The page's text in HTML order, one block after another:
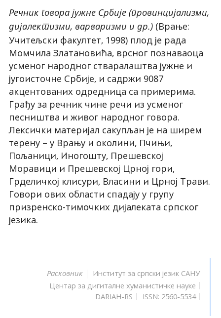
Речник говора јужне Србије (провинцијализми,
дијалектизми, варваризми и др.) (Врање:
Учитељски факултет, 1998) плод је рада
Момчила Златановића, врсног познаваоца
усменог народног стваралаштва јужне и
југоисточне Србије, и садржи 9087
акцентованих одредница са примерима.
Грађу за речник чине речи из усменог
песништва и живог народног говора.
Лексички материјал сакупљан је на ширем
терену – у Врању и околини, Пчињи,
Пољаници, Иногошту, Прешевској
Моравици и Прешевској Црној гори,
Грделичкој клисури, Власини и Црној Трави.
Говори ових области спадају у групу
призренско-тимочких дијалеката српског
језика.
Расковник
Институт за српски језик САНУ
Центар за дигиталне хуманистичке науке
DARIAH-RS
ISSN: 2560-5534